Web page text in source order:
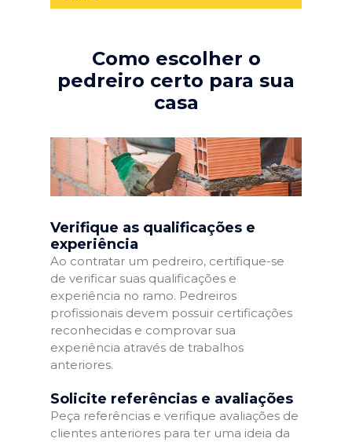
Como escolher o
pedreiro certo para sua
casa
Verifique as qualificações e
experiência
Ao contratar um pedreiro, certifique-se
de verificar suas qualificações e
experiência no ramo. Pedreiros
profissionais devem possuir certificações
reconhecidas e comprovar sua
experiência através de trabalhos
anteriores.
Solicite referências e avaliações
Peça referências e verifique avaliações de
clientes anteriores para ter uma ideia da